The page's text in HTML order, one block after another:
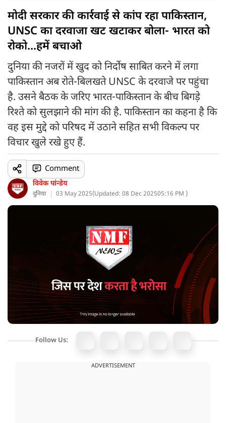
मोदी सरकार की कार्रवाई से कांप रहा पाकिस्तान,
UNSC का दरवाजा खट खटाकर बोला- भारत को
रोको...हमें बचाओ
दुनिया की नजरों में खुद को निर्दोष साबित करने में लगा
पाकिस्तान अब रोते-बिलखते UNSC के दरवाजे पर पहुंचा
है. उसने बैठक के जरिए भारत-पाकिस्तान के बीच बिगड़े
रिश्ते को सुलझाने की मांग की है. पाकिस्तान का कहना है कि
वह इस मुद्दे को परिषद में उठाने सहित सभी विकल्प पर
विचार खुले रखे हुए हैं.
विवेक पांन्डेय
दुनिया 03 May 2025(Updated: 08 Dec 202505:16 PM )
Comment
Follow Us:
ADVERTISEMENT